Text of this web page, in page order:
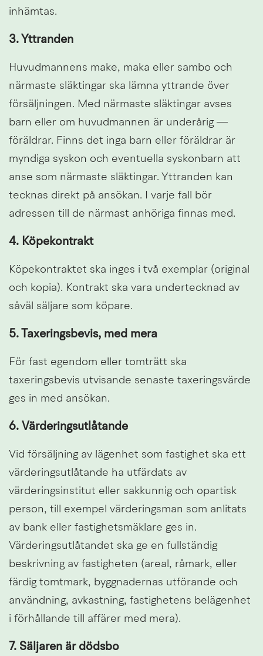
inhämtas.
3. Yttranden
Huvudmannens make, maka eller sambo och
närmaste släktingar ska lämna yttrande över
försäljningen. Med närmaste släktingar avses
barn eller om huvudmannen är underårig —
föräldrar. Finns det inga barn eller föräldrar är
myndiga syskon och eventuella syskonbarn att
anse som närmaste släktingar. Yttranden kan
tecknas direkt på ansökan. I varje fall bör
adressen till de närmast anhöriga finnas med.
4. Köpekontrakt
Köpekontraktet ska inges i två exemplar (original
och kopia). Kontrakt ska vara undertecknad av
såväl säljare som köpare.
5. Taxeringsbevis, med mera
För fast egendom eller tomträtt ska
taxeringsbevis utvisande senaste taxeringsvärde
ges in med ansökan.
6. Värderingsutlåtande
Vid försäljning av lägenhet som fastighet ska ett
värderingsutlåtande ha utfärdats av
värderingsinstitut eller sakkunnig och opartisk
person, till exempel värderingsman som anlitats
av bank eller fastighetsmäklare ges in.
Värderingsutlåtandet ska ge en fullständig
beskrivning av fastigheten (areal, råmark, eller
färdig tomtmark, byggnadernas utförande och
användning, avkastning, fastighetens belägenhet
i förhållande till affärer med mera).
7. Säljaren är dödsbo